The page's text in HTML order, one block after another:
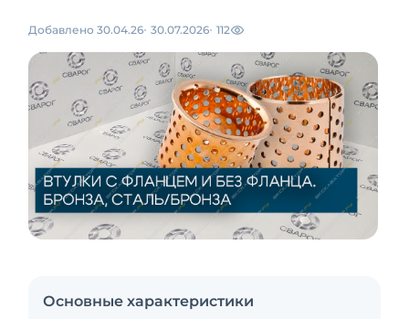
Добавлено 30.04.26 30.07.2026 112
Основные характеристики